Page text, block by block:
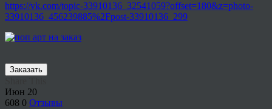
https://vk.com/topic-33910136_32541059?offset=180&z=photo-
33910136_456239885%2Fpost-33910136_299
Заказать
Июн 20
608 0 Отзывы